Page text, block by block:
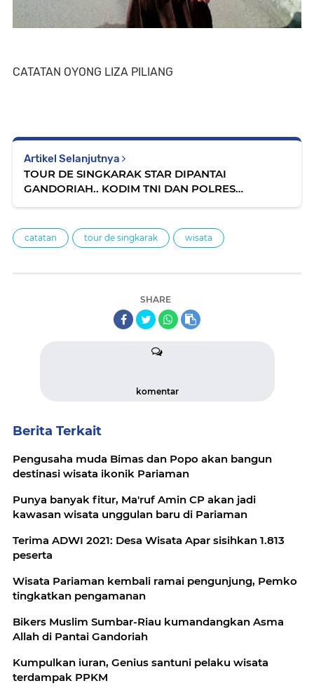
CATATAN OYONG LIZA PILIANG
Artikel Selanjutnya
TOUR DE SINGKARAK STAR DIPANTAI
GANDORIAH.. KODIM TNI DAN POLRES
catatan tour de singkarak wisata
SHARE
komentar
Berita Terkait
Pengusaha muda Bimas dan Popo akan bangun
destinasi wisata ikonik Pariaman
Punya banyak fitur, Ma'ruf Amin CP akan jadi
kawasan wisata unggulan baru di Pariaman
Terima ADWI 2021: Desa Wisata Apar sisihkan 1.813
peserta
Wisata Pariaman kembali ramai pengunjung, Pemko
tingkatkan pengamanan
Bikers Muslim Sumbar-Riau kumandangkan Asma
Allah di Pantai Gandoriah
Kumpulkan iuran, Genius santuni pelaku wisata
terdampak PPKM